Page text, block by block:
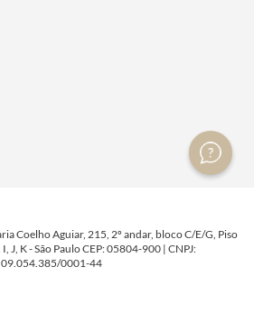
Coelho Aguiar, 215, 2º andar, bloco C/E/G, Piso
J, K - São Paulo CEP: 05804-900 | CNPJ:
09.054.385/0001-44